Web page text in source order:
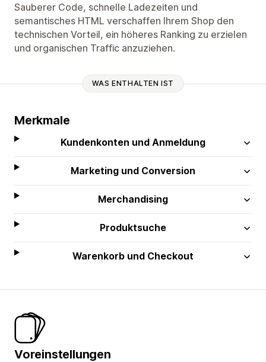
Sauberer Code, schnelle Ladezeiten und
semantisches HTML verschaffen Ihrem Shop den
technischen Vorteil, ein höheres Ranking zu erzielen
und organischen Traffic anzuziehen.
WAS ENTHALTEN IST
Merkmale
Kundenkonten und Anmeldung
Marketing und Conversion
Merchandising
Produktsuche
Warenkorb und Checkout
Voreinstellungen